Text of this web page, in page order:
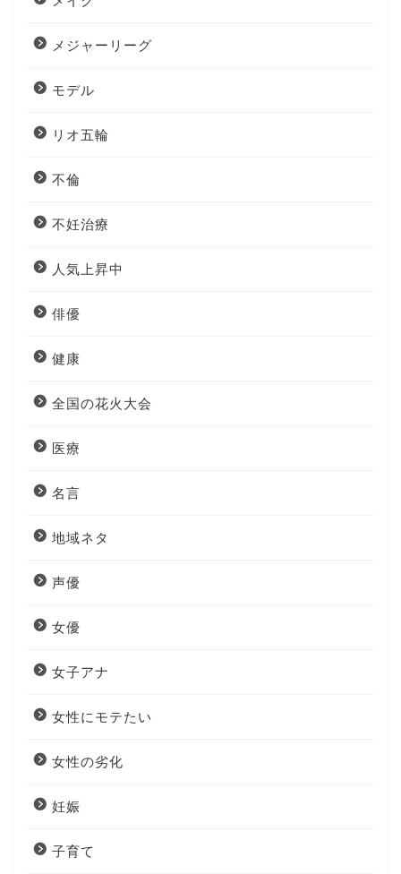
メジャーリーグ
モデル
リオ五輪
不倫
不妊治療
人気上昇中
俳優
健康
全国の花火大会
医療
名言
地域ネタ
声優
女優
女子アナ
女性にモテたい
女性の劣化
妊娠
子育て